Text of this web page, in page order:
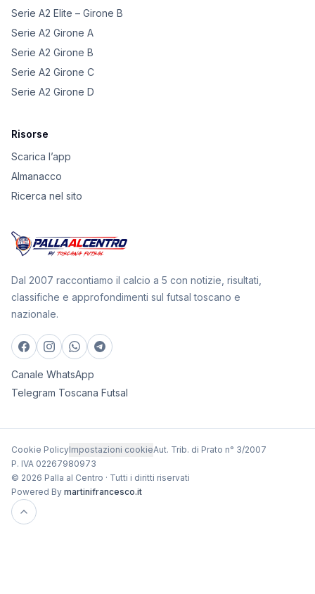
Serie A2 Elite – Girone B
Serie A2 Girone A
Serie A2 Girone B
Serie A2 Girone C
Serie A2 Girone D
Risorse
Scarica l’app
Almanacco
Ricerca nel sito
Dal 2007 raccontiamo il calcio a 5 con notizie, risultati,
classifiche e approfondimenti sul futsal toscano e
nazionale.
Canale WhatsApp
Telegram Toscana Futsal
Cookie PolicyImpostazioni cookieAut. Trib. di Prato n° 3/2007
P. IVA 02267980973
© 2026 Palla al Centro · Tutti i diritti riservati
Powered By martinifrancesco.it